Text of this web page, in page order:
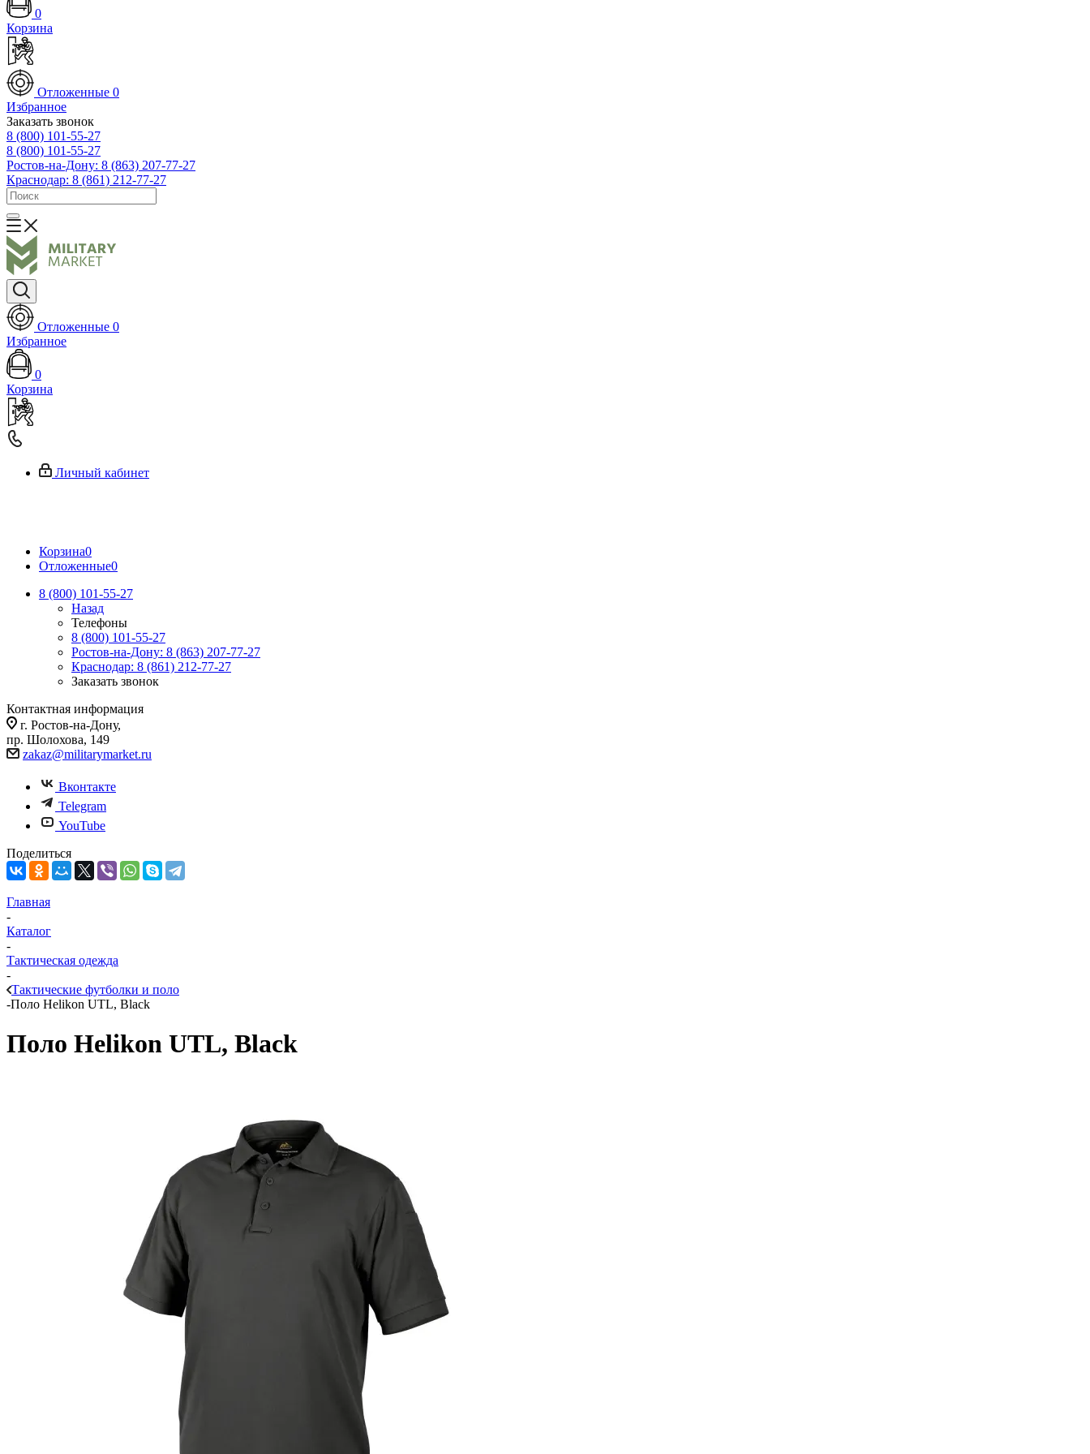
0
Корзина
Отложенные 0
Избранное
Заказать звонок
8 (800) 101-55-27
8 (800) 101-55-27
Ростов-на-Дону: 8 (863) 207-77-27
Краснодар: 8 (861) 212-77-27
Отложенные 0
Избранное
0
Корзина
Личный кабинет
Корзина0
Отложенные0
8 (800) 101-55-27
Назад
Телефоны
8 (800) 101-55-27
Ростов-на-Дону: 8 (863) 207-77-27
Краснодар: 8 (861) 212-77-27
Заказать звонок
Контактная информация
г. Ростов-на-Дону,
пр. Шолохова, 149
zakaz@militarymarket.ru
Вконтакте
Telegram
YouTube
Поделиться
Главная
-
Каталог
-
Тактическая одежда
-
Тактические футболки и поло
-Поло Helikon UTL, Black
Поло Helikon UTL, Black